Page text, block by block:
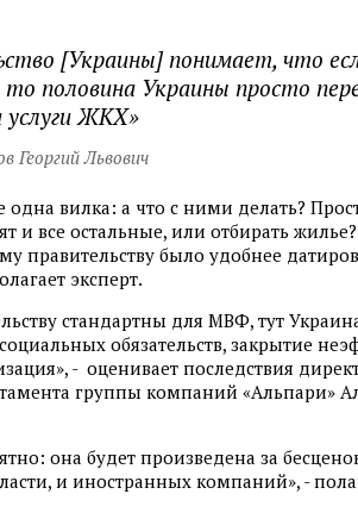
[Украины] понимает, что
половина Украины просто
услуги ЖКХ»
Георгий Львович
одна вилка: а что с ними делать?
и все остальные, или отбирать
правительству было удобнее
эксперт.
стандартны для МВФ, тут
обязательств, закрытие
- оценивает последствия
группы компаний «Альпари»
она будет произведена за
и иностранных компаний», -